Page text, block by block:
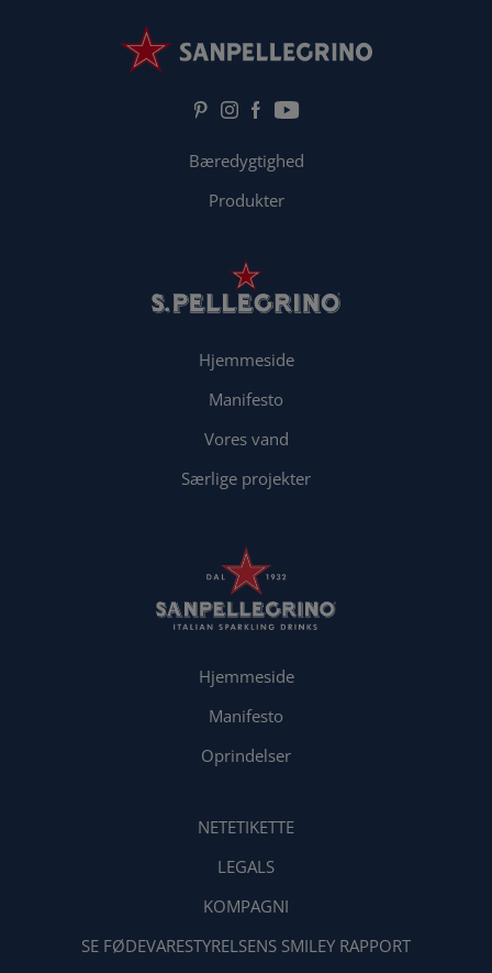
Bæredygtighed
Produkter
Hjemmeside
Manifesto
Vores vand
Særlige projekter
Hjemmeside
Manifesto
Oprindelser
NETETIKETTE
LEGALS
KOMPAGNI
SE FØDEVARESTYRELSENS SMILEY RAPPORT